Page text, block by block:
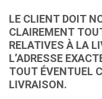
LE CLIENT DOIT
CLAIREMENT
RELATIVES À LA
L’ADRESSE
TOUT ÉVENTUEL
LIVRAISON.